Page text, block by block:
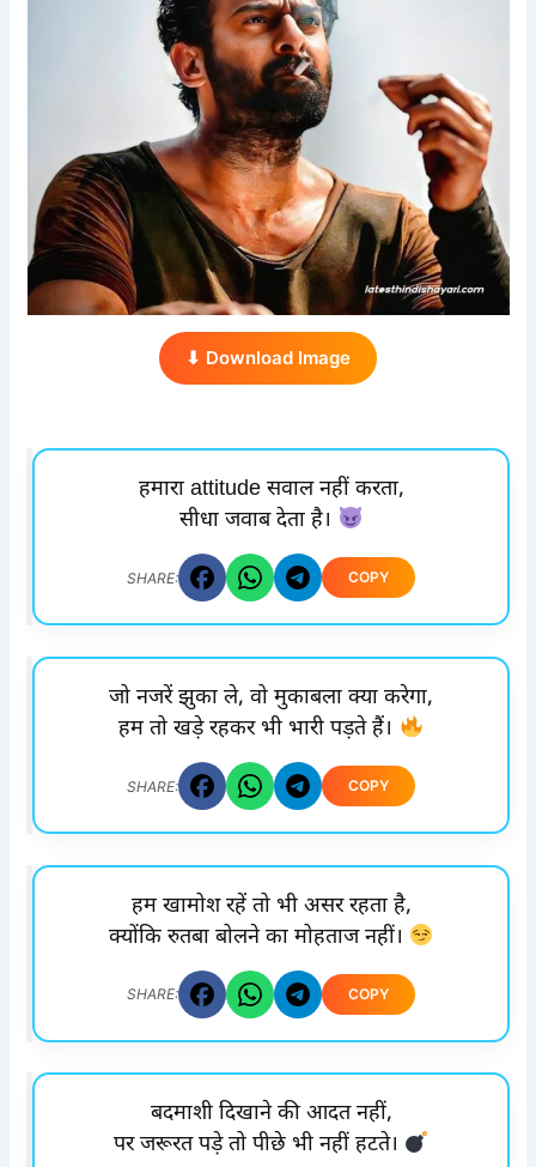
⬇ Download Image
हमारा attitude सवाल नहीं करता,
सीधा जवाब देता है।
SHARE: COPY
जो नजरें झुका ले, वो मुकाबला क्या करेगा,
हम तो खड़े रहकर भी भारी पड़ते हैं।
SHARE: COPY
हम खामोश रहें तो भी असर रहता है,
क्योंकि रुतबा बोलने का मोहताज नहीं।
SHARE: COPY
बदमाशी दिखाने की आदत नहीं,
पर जरूरत पड़े तो पीछे भी नहीं हटते।